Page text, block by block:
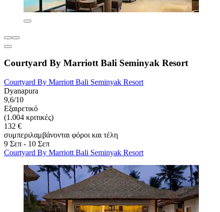
Courtyard By Marriott Bali Seminyak Resort
Courtyard By Marriott Bali Seminyak Resort
Dyanapura
9,6/10
Εξαιρετικό
(1.004 κριτικές)
132 €
συμπεριλαμβάνονται φόροι και τέλη
9 Σεπ - 10 Σεπ
Courtyard By Marriott Bali Seminyak Resort